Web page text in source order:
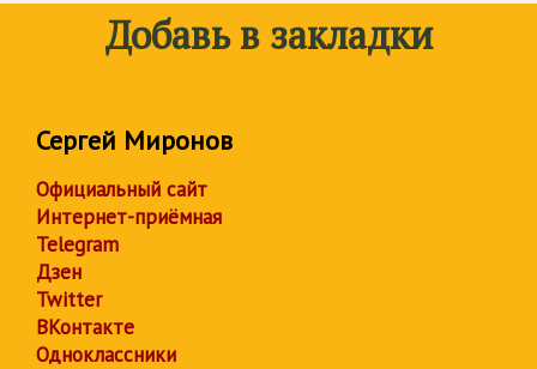
Добавь в закладки
Сергей Миронов
Официальный сайт
Интернет-приёмная
Telegram
Дзен
Twitter
ВКонтакте
Одноклассники